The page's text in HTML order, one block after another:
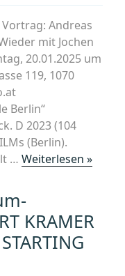
Andreas
mit Jochen
20.01.2025 um
119, 1070
Berlin“
D 2023 (104
(Berlin).
… Weiterlesen »
KRAMER